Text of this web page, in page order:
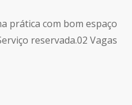
prática com bom espaço
reservada.02 Vagas